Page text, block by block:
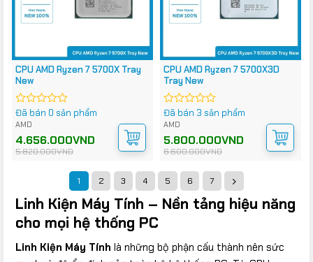
CPU AMD Ryzen 7 5700X Tray
New
Được
xếp
hạng
0
5
Đã bán 0 sản phẩm
AMD
5.820.000VND
Giá
gốc
là:
4.656.000VND
Giá
hiện
tại
4.656.000VND.
CPU AMD Ryzen 7 5700X3D
Tray New
Được
xếp
hạng
0
5
Đã bán 3 sản phẩm
AMD
6.600.000VND
Giá
gốc
là:
5.800.000VND
Giá
hiện
tại
5.800.000VND.
1
2 3 4 5 6 7
Linh Kiện Máy Tính – Nền tảng hiệu năng
cho mọi hệ thống PC
Linh Kiện Máy Tính là những bộ phận cấu thành nên sức